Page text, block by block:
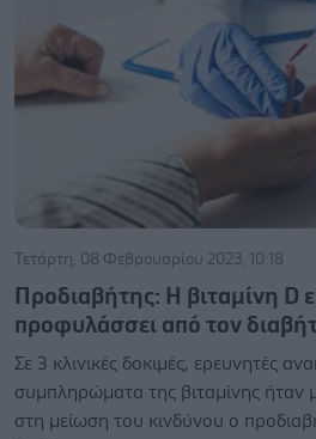
Τετάρτη, 08 Φεβρουαρίου 2023, 10:18
Προδιαβήτης: Η βιταμίνη D
προφυλάσσει από τον
Σε 3 κλινικές δοκιμές, ερευνητές
συμπληρώματα της βιταμίνης ήταν
στη μείωση του κινδύνου ο